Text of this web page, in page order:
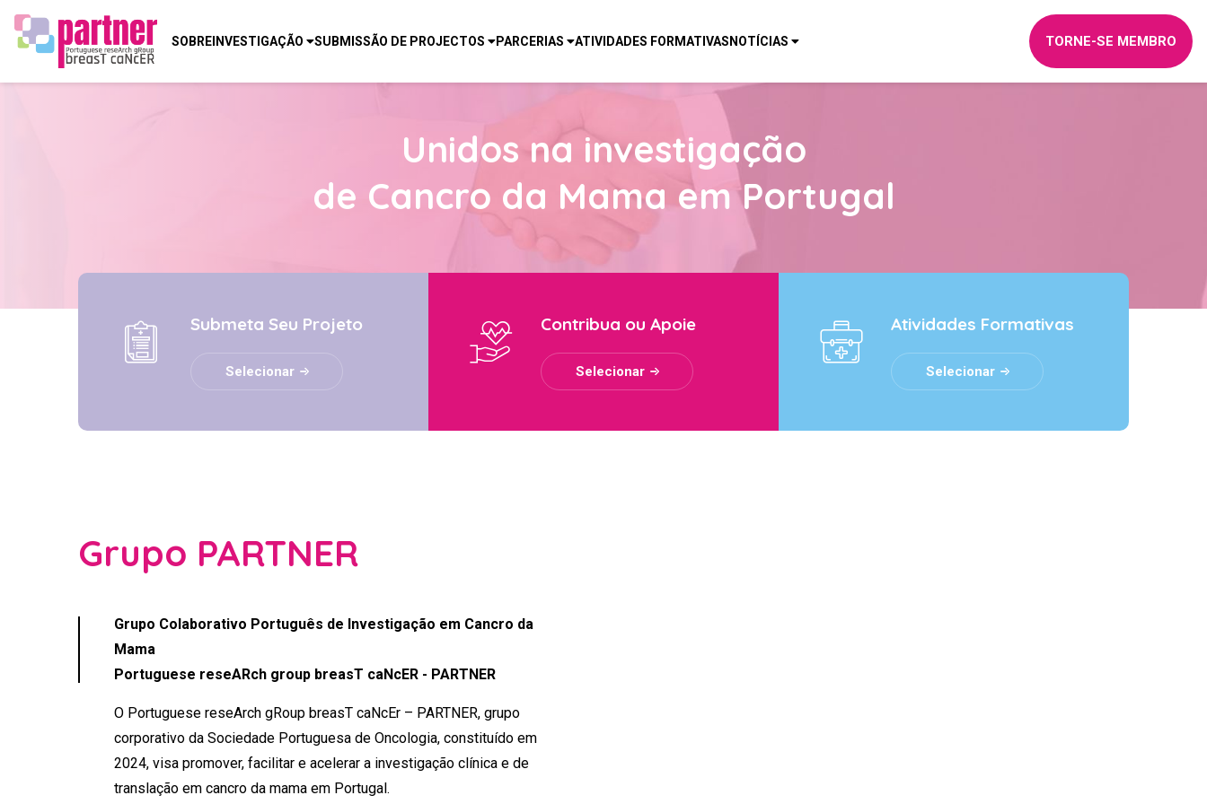
SOBREINVESTIGAÇÃO SUBMISSÃO DE PROJECTOS PARCERIAS ATIVIDADES FORMATIVASNOTÍCIAS TORNE-SE MEMBRO
Unidos na investigação
de Cancro da Mama em Portugal
Submeta Seu Projeto
Selecionar
Contribua ou Apoie
Selecionar
Atividades Formativas
Selecionar
Grupo PARTNER
Grupo Colaborativo Português de Investigação em Cancro da
Mama
Portuguese reseARch group breasT caNcER - PARTNER
O Portuguese reseArch gRoup breasT caNcEr – PARTNER, grupo
corporativo da Sociedade Portuguesa de Oncologia, constituído em
2024, visa promover, facilitar e acelerar a investigação clínica e de
translação em cancro da mama em Portugal.